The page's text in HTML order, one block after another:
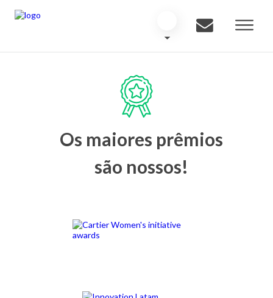
Os maiores prêmios
são nossos!